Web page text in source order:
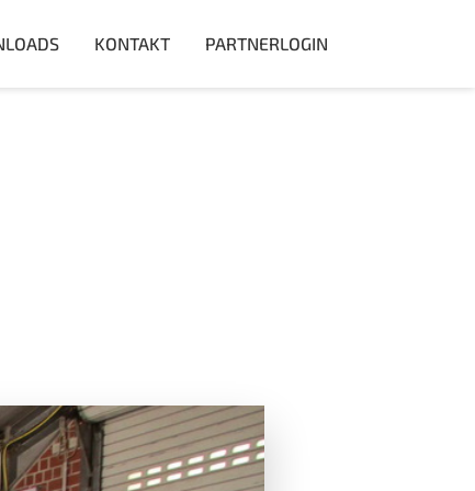
KONTAKT PARTNERLOGIN